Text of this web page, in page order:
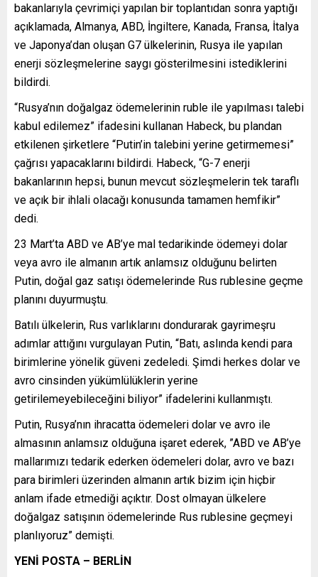
bakanlarıyla çevrimiçi yapılan bir toplantıdan sonra yaptığı
açıklamada, Almanya, ABD, İngiltere, Kanada, Fransa, İtalya
ve Japonya’dan oluşan G7 ülkelerinin, Rusya ile yapılan
enerji sözleşmelerine saygı gösterilmesini istediklerini
bildirdi.
“Rusya’nın doğalgaz ödemelerinin ruble ile yapılması talebi
kabul edilemez” ifadesini kullanan Habeck, bu plandan
etkilenen şirketlere “Putin’in talebini yerine getirmemesi”
çağrısı yapacaklarını bildirdi. Habeck, “G-7 enerji
bakanlarının hepsi, bunun mevcut sözleşmelerin tek taraflı
ve açık bir ihlali olacağı konusunda tamamen hemfikir”
dedi.
23 Mart’ta ABD ve AB’ye mal tedarikinde ödemeyi dolar
veya avro ile almanın artık anlamsız olduğunu belirten
Putin, doğal gaz satışı ödemelerinde Rus rublesine geçme
planını duyurmuştu.
Batılı ülkelerin, Rus varlıklarını dondurarak gayrimeşru
adımlar attığını vurgulayan Putin, “Batı, aslında kendi para
birimlerine yönelik güveni zedeledi. Şimdi herkes dolar ve
avro cinsinden yükümlülüklerin yerine
getirilemeyebileceğini biliyor” ifadelerini kullanmıştı.
Putin, Rusya’nın ihracatta ödemeleri dolar ve avro ile
almasının anlamsız olduğuna işaret ederek, ”ABD ve AB’ye
mallarımızı tedarik ederken ödemeleri dolar, avro ve bazı
para birimleri üzerinden almanın artık bizim için hiçbir
anlam ifade etmediği açıktır. Dost olmayan ülkelere
doğalgaz satışının ödemelerinde Rus rublesine geçmeyi
planlıyoruz” demişti.
YENİ POSTA – BERLİN